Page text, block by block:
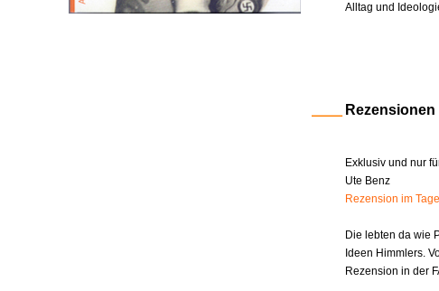
Alltag und
Rezensionen
Exklusiv und nur
Ute Benz
Rezension im
Die lebten da wie
Ideen Himmlers.
Rezension in der